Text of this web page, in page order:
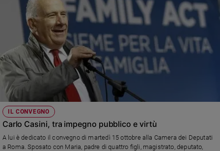
IL CONVEGNO
Carlo Casini, tra impegno pubblico e virtù
A lui è dedicato il convegno di martedì 15 ottobre alla Camera dei Deputati
a Roma. Sposato con Maria, padre di quattro figli, magistrato, deputato,